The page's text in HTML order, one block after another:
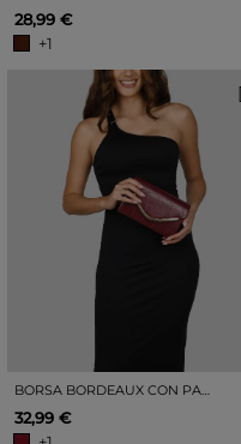
28,99 €
+1
BORSA BORDEAUX CON PATTA E DETTAGLI IN METALLO
32,99 €